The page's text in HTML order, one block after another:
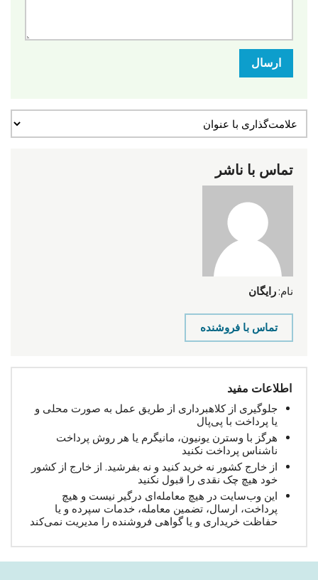
ارسال
تماس با ناشر
نام: رایگان
تماس با فروشنده
اطلاعات مفید
جلوگیری از کلاهبرداری از طریق عمل به صورت محلی و
یا پرداخت با پی‌پال
هرگز با وسترن یونیون، مانیگرم یا هر روش پرداخت
ناشناس پرداخت نکنید
از خارج کشور نه خرید کنید و نه بفرشید. از خارج از کشور
خود هیچ چک نقدی را قبول نکنید
این وب‌سایت در هیچ معامله‌ای درگیر نیست و هیچ
پرداخت، ارسال، تضمین معامله، خدمات سپرده و یا
حفاظت خریداری و یا گواهی فروشنده را مدیریت نمی‌کند